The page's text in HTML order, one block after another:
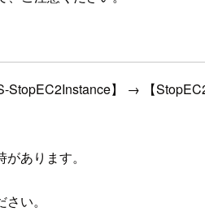
】 → 【
あります。
い。